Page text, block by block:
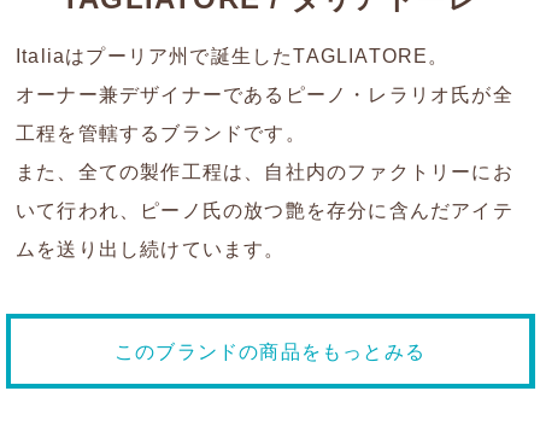
Italiaはプーリア州で誕生したTAGLIATORE。
オーナー兼デザイナーであるピーノ・レラリオ氏が全
工程を管轄するブランドです。
また、全ての製作工程は、自社内のファクトリーにお
いて行われ、ピーノ氏の放つ艶を存分に含んだアイテ
ムを送り出し続けています。
このブランドの商品をもっとみる